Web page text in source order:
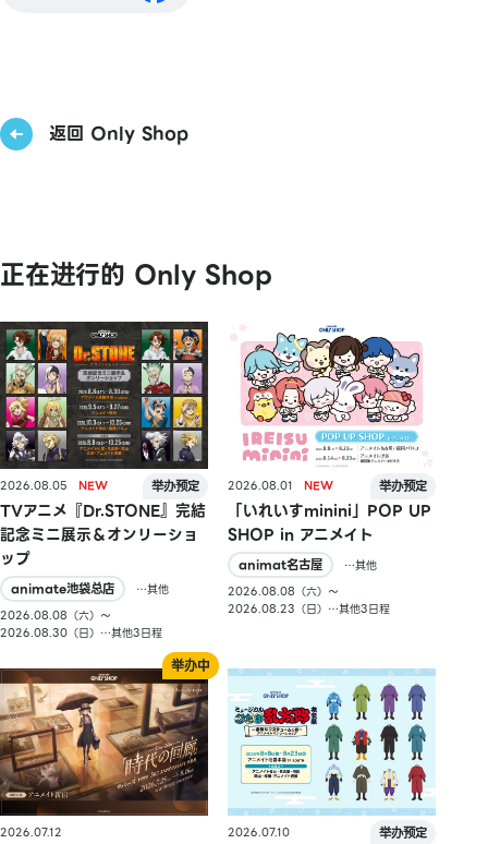
返回 Only Shop
正在进行的 Only Shop
2026.08.05
TVアニメ『Dr.STONE』完結
記念ミニ展示＆オンリーショ
ップ
animate池袋总店
…其他
2026.08.08（六）〜
2026.08.30（日）…其他3日程
2026.08.01
「いれいすminini」POP UP
SHOP in アニメイト
animat名古屋
…其他
2026.08.08（六）〜
2026.08.23（日）…其他3日程
2026.07.12 2026.07.10